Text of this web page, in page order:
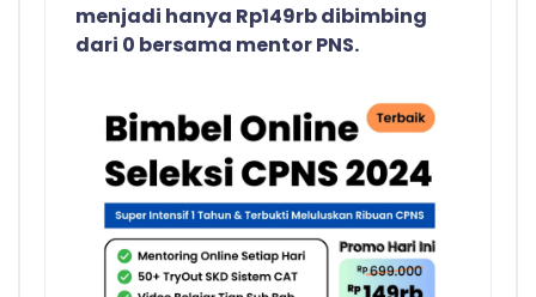
menjadi hanya Rp149rb dibimbing
dari 0 bersama mentor PNS.